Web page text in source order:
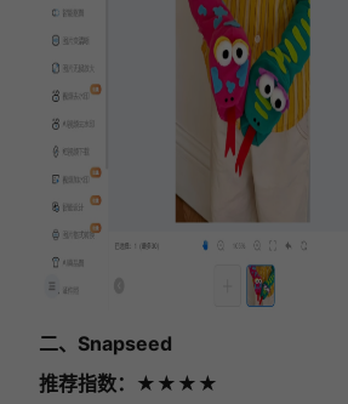
二、Snapseed
推荐指数：★★★★